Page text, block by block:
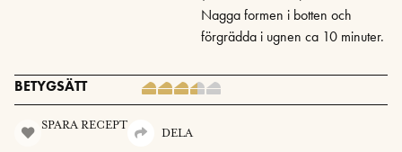
Nagga formen i botten och
förgrädda i ugnen ca 10 minuter.
BETYGSÄTT
SPARA RECEPT
DELA